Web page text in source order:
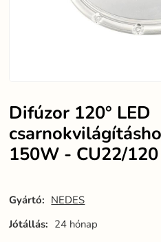
Difúzor 120° LED
150W - CU22/120
Gyártó: NEDES
Jótállás: 24 hónap